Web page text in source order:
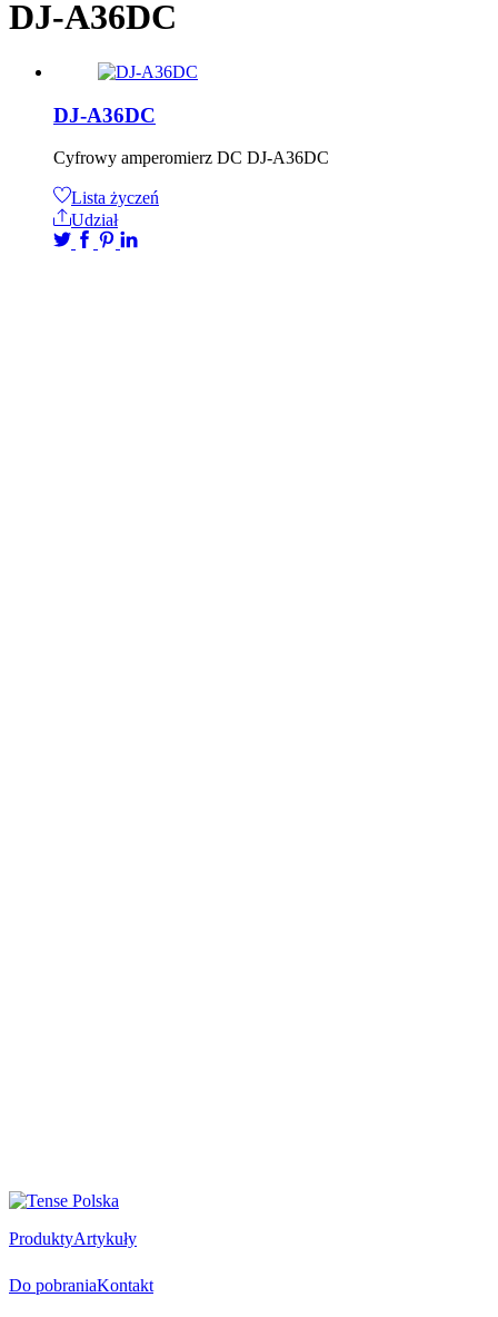
DJ-A36DC
DJ-A36DC
Cyfrowy amperomierz DC DJ-A36DC
Lista życzeń
Udział
ProduktyArtykuły
Do pobraniaKontakt